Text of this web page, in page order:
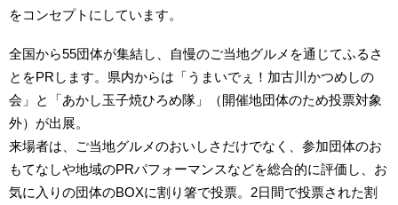
をコンセプトにしています。
全国から55団体が集結し、自慢のご当地グルメを通じてふるさ
とをPRします。県内からは「うまいでぇ！加古川かつめしの
会」と「あかし玉子焼ひろめ隊」（開催地団体のため投票対象
外）が出展。
来場者は、ご当地グルメのおいしさだけでなく、参加団体のお
もてなしや地域のPRパフォーマンスなどを総合的に評価し、お
気に入りの団体のBOXに割り箸で投票。2日間で投票された割